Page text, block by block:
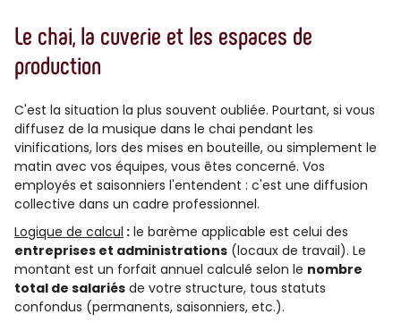
Le chai, la cuverie et les espaces de
production
C'est la situation la plus souvent oubliée. Pourtant, si vous
diffusez de la musique dans le chai pendant les
vinifications, lors des mises en bouteille, ou simplement le
matin avec vos équipes, vous êtes concerné. Vos
employés et saisonniers l'entendent : c'est une diffusion
collective dans un cadre professionnel.
Logique de calcul : le barème applicable est celui des
entreprises et administrations (locaux de travail). Le
montant est un forfait annuel calculé selon le nombre
total de salariés de votre structure, tous statuts
confondus (permanents, saisonniers, etc.).